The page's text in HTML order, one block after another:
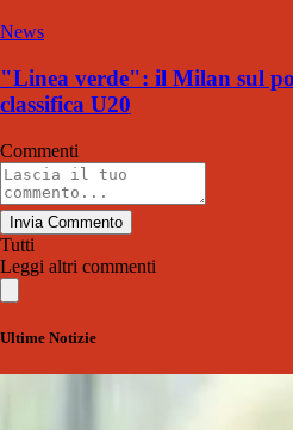
News
"Linea verde": il Milan sul
classifica U20
Commenti
Invia Commento
Tutti
Leggi altri commenti
Ultime Notizie